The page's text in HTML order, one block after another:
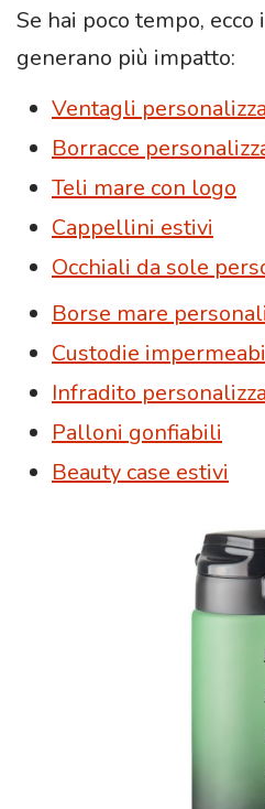
Se hai poco tempo,
generano più impatto:
Ventagli
Borracce
Teli mare con logo
Cappellini estivi
Occhiali da sole
Borse mare
Custodie
Infradito
Palloni gonfiabili
Beauty case estivi